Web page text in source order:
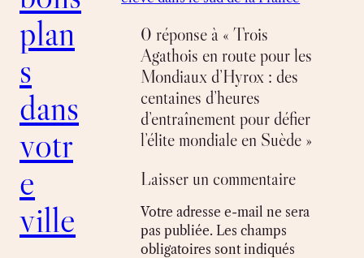
plan
s
dans
votr
e
ville
0 réponse à « Trois
Agathois en route pour les
Mondiaux d’Hyrox : des
centaines d’heures
d’entraînement pour défier
l’élite mondiale en Suède »
Laisser un commentaire
Votre adresse e-mail ne sera
pas publiée. Les champs
obligatoires sont indiqués